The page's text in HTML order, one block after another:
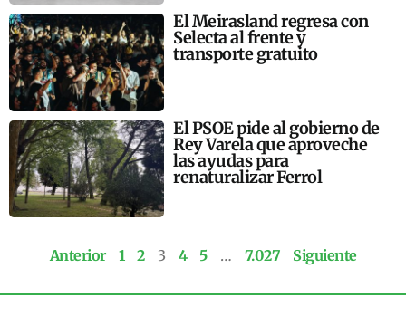
El Meirasland regresa con
Selecta al frente y
transporte gratuito
El PSOE pide al gobierno de
Rey Varela que aproveche
las ayudas para
renaturalizar Ferrol
Anterior 1 2 3 4 5 … 7.027 Siguiente